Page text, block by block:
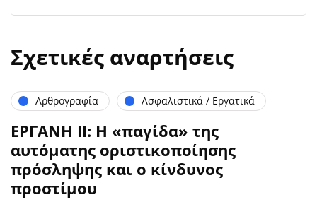
Σχετικές αναρτήσεις
Αρθρογραφία Ασφαλιστικά / Εργατικά
ΕΡΓΑΝΗ ΙΙ: Η «παγίδα» της
αυτόματης οριστικοποίησης
πρόσληψης και ο κίνδυνος
προστίμου